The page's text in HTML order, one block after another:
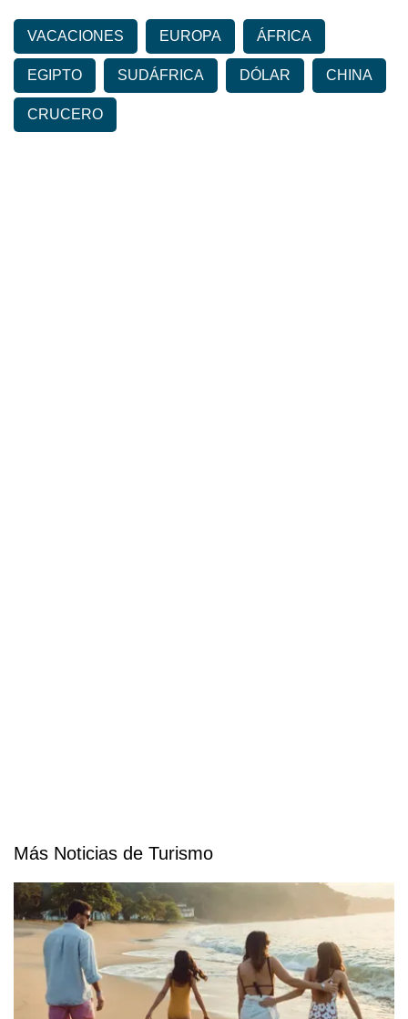
VACACIONES EUROPA ÁFRICA
EGIPTO SUDÁFRICA DÓLAR CHINA
CRUCERO
Más Noticias de Turismo